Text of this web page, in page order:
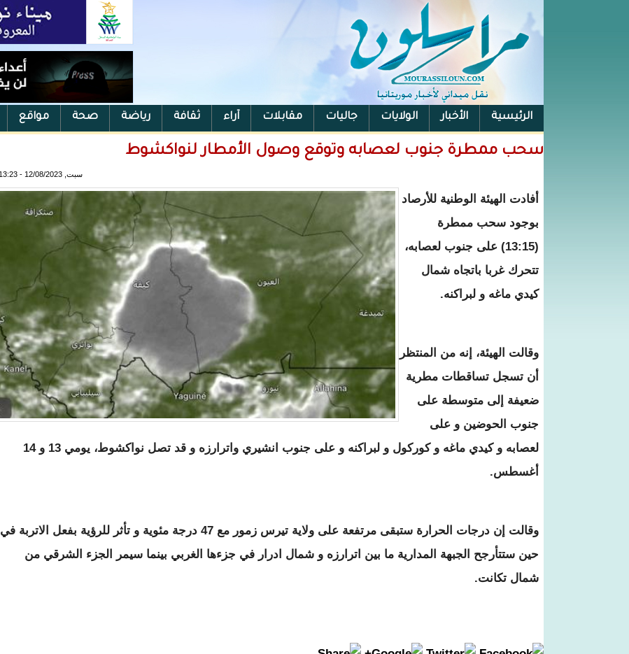
الرئيسية الأخبار الولايات جاليات مقابلات آراء ثقافة رياضة صحة مواقع
الفيس بوك
سحب ممطرة جنوب لعصابه وتوقع وصول الأمطار لنواكشوط
سبت, 12/08/2023 - 13:23
أفادت الهيئة الوطنية للأرصاد
بوجود سحب ممطرة
(13:15) على جنوب لعصابه،
تتحرك غربا باتجاه شمال
كيدي ماغه و لبراكنه.
وقالت الهيئة، إنه من المنتظر
أن تسجل تساقطات مطرية
ضعيفة إلى متوسطة على
جنوب الحوضين و على
لعصابه و كيدي ماغه و كوركول و لبراكنه و على جنوب انشيري واترارزه و قد تصل نواكشوط، يومي 13 و 14
أغسطس.
وقالت إن درجات الحرارة ستبقى مرتفعة على ولاية تيرس زمور مع 47 درجة مئوية و تأثر للرؤية بفعل الاتربة في
حين ستتأرجح الجبهة المدارية ما بين اترارزه و شمال ادرار في جزءها الغربي بينما سيمر الجزء الشرقي من
شمال تكانت.